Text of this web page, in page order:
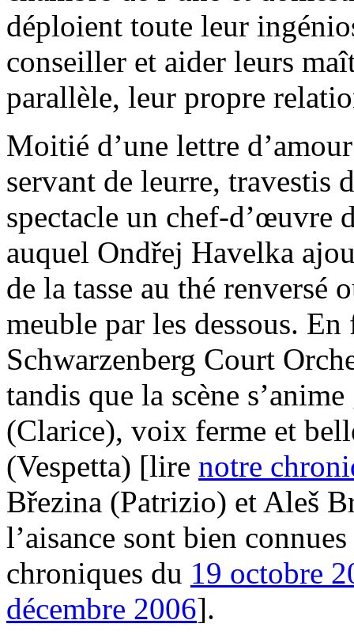
déploient toute leur
conseiller et aider leurs
parallèle, leur propre
Moitié d’une lettre
servant de leurre, travestis
spectacle un chef-d’œuvre
auquel Ondřej Havelka
de la tasse au thé renversé
meuble par les dessous.
Schwarzenberg Court
tandis que la scène
(Clarice), voix ferme et
(Vespetta) [lire notre
Březina (Patrizio) et Aleš
l’aisance sont bien
chroniques du 19 octobre
décembre 2006].